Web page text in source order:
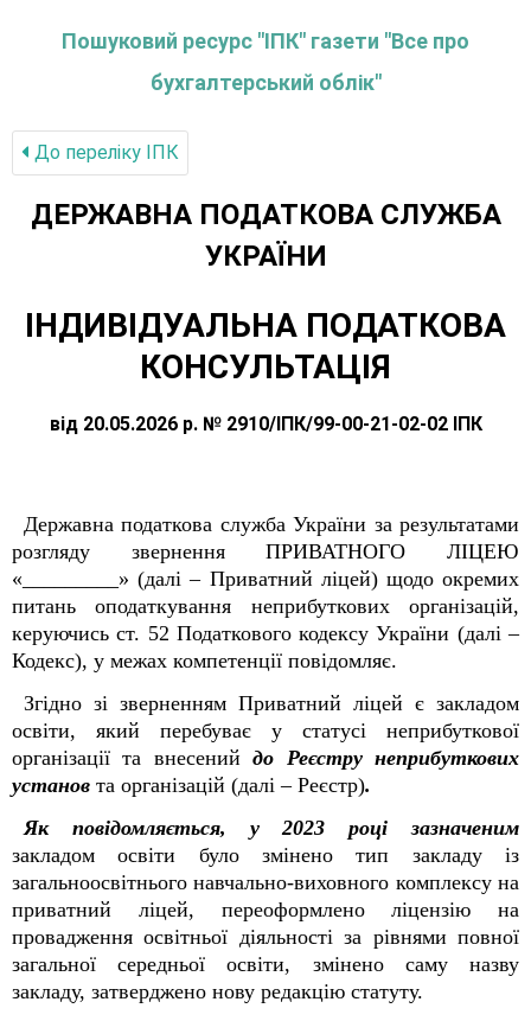
Пошуковий ресурс "ІПК" газети "Все про
бухгалтерський облік"
До переліку IПК
ДЕРЖАВНА ПОДАТКОВА СЛУЖБА
УКРАЇНИ
ІНДИВІДУАЛЬНА ПОДАТКОВА
КОНСУЛЬТАЦІЯ
від 20.05.2026 р. № 2910/ІПК/99-00-21-02-02 ІПК
Державна податкова служба України за результатами
розгляду звернення ПРИВАТНОГО ЛІЦЕЮ
«_________» (далі – Приватний ліцей) щодо окремих
питань оподаткування неприбуткових організацій,
керуючись ст. 52 Податкового кодексу України (далі –
Кодекс), у межах компетенції повідомляє.
Згідно зі зверненням Приватний ліцей є закладом
освіти, який перебуває у статусі неприбуткової
організації та внесенийдо Реєстру неприбуткових
установ та організацій (далі – Реєстр).
Як повідомляється, у 2023 році зазначеним
закладом освіти було змінено тип закладу із
загальноосвітнього навчально-виховного комплексу на
приватний ліцей, переоформлено ліцензію на
провадження освітньої діяльності за рівнями повної
загальної середньої освіти, змінено саму назву
закладу, затверджено нову редакцію статуту.